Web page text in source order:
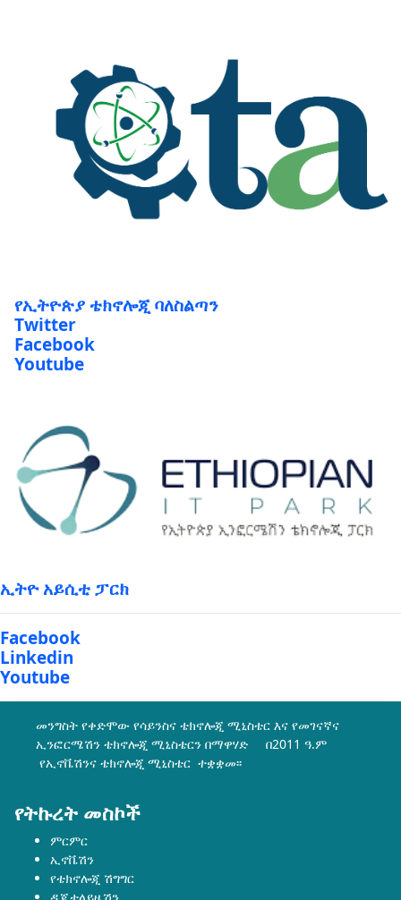
የኢትዮጵያ ቴክኖሎጂ ባለስልጣን
Twitter
Facebook
Youtube
ኢትዮ አይሲቲ ፓርክ
Facebook
Linkedin
Youtube
መንግስት የቀድሞው የሳይንስና ቴክኖሎጂ ሚኒስቴር እና የመገናኛና
ኢንፎርሜሽን ቴክኖሎጂ ሚኒስቴርን በማዋሃድ በ2011 ዓ.ም
የኢኖቬሽንና ቴክኖሎጂ ሚኒስቴር ተቋቋመ፡፡
የትኩረት መስኮች
ምርምር
ኢኖቬሽን
የቴክኖሎጂ ሽግግር